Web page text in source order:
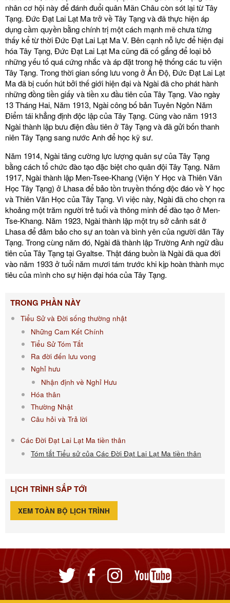
nhân cơ hội này để đánh đuổi quân Mãn Châu còn sót lại từ Tây
Tạng. Đức Đạt Lai Lạt Ma trở về Tây Tạng và đã thực hiện áp
dụng cầm quyền bằng chính trị một cách mạnh mẽ chưa từng
thấy kể từ thời Đức Đạt Lai Lạt Ma V. Bên cạnh nỗ lực để hiện đại
hóa Tây Tạng, Đức Đạt Lai Lạt Ma cũng đã cố gắng để loại bỏ
những yếu tố quá cứng nhắc và áp đặt trong hệ thống các tu viện
Tây Tạng. Trong thời gian sống lưu vong ở Ấn Độ, Đức Đạt Lai Lạt
Ma đã bị cuốn hút bởi thế giới hiện đại và Ngài đã cho phát hành
những đồng tiền giấy và tiền xu đầu tiên của Tây Tạng. Vào ngày
13 Tháng Hai, Năm 1913, Ngài công bố bản Tuyên Ngôn Năm
Điểm tái khẳng định độc lập của Tây Tạng. Cũng vào năm 1913
Ngài thành lập bưu điện đầu tiên ở Tây Tạng và đã gửi bốn thanh
niên Tây Tạng sang nước Anh để học kỹ sư.
Năm 1914, Ngài tăng cường lực lượng quân sự của Tây Tạng
bằng cách tổ chức đào tạo đặc biệt cho quân đội Tây Tạng. Năm
1917, Ngài thành lập Men-Tsee-Khang (Viện Y Học và Thiên Văn
Học Tây Tạng) ở Lhasa để bảo tồn truyền thống độc đáo về Y học
và Thiên Văn Học của Tây Tạng. Vì việc này, Ngài đã cho chọn ra
khoảng một trăm người trẻ tuổi và thông minh để đào tạo ở Men-
Tse-Khang. Năm 1923, Ngài thành lập một trụ sở cảnh sát ở
Lhasa để đảm bảo cho sự an toàn và bình yên của người dân Tây
Tạng. Trong cùng năm đó, Ngài đã thành lập Trường Anh ngữ đầu
tiên của Tây Tạng tại Gyaltse. Thật đáng buồn là Ngài đã qua đời
vào năm 1933 ở tuổi năm mươi tám trước khi kịp hoàn thành mục
tiêu của mình cho sự hiện đại hóa của Tây Tạng.
TRONG PHẦN NÀY
Tiểu Sử và Đời sống thường nhật
Những Cam Kết Chính
Tiểu Sử Tóm Tắt
Ra đời đến lưu vong
Nghỉ hưu
Nhận định về Nghỉ Hưu
Hóa thân
Thường Nhật
Câu hỏi và Trả lời
Các Đời Đạt Lai Lạt Ma tiền thân
Tóm tắt Tiểu sử của Các Đời Đạt Lai Lạt Ma tiền thân
LỊCH TRÌNH SẮP TỚI
XEM TOÀN BỘ LỊCH TRÌNH